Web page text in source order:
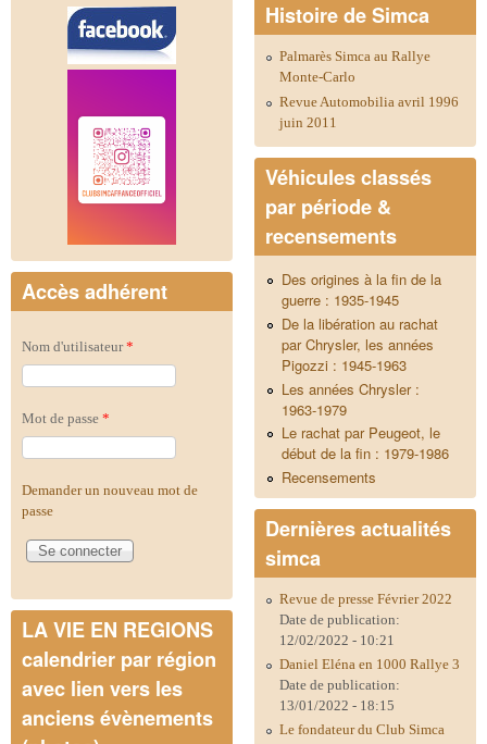
Accès adhérent
Nom d'utilisateur*
Mot de passe *
Demander un nouveau mot de
passe
LA VIE EN REGIONS
calendrier par région
avec lien vers les
anciens évènements
Histoire de Simca
Palmarès Simca au Rallye
Monte-Carlo
Revue Automobilia avril 1996
juin 2011
Véhicules classés
par période &
recensements
Des origines à la fin de la
guerre : 1935-1945
De la libération au rachat
par Chrysler, les années
Pigozzi : 1945-1963
Les années Chrysler :
1963-1979
Le rachat par Peugeot, le
début de la fin : 1979-1986
Recensements
Dernières actualités
simca
Revue de presse Février 2022
Date de publication:
12/02/2022 - 10:21
Daniel Eléna en 1000 Rallye 3
Date de publication:
13/01/2022 - 18:15
Le fondateur du Club Simca